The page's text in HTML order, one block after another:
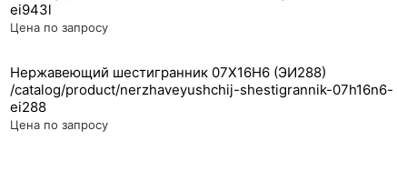
Цена по запросу
Нержавеющий шестигранник 07Х16Н6 (ЭИ288)
Цена по запросу